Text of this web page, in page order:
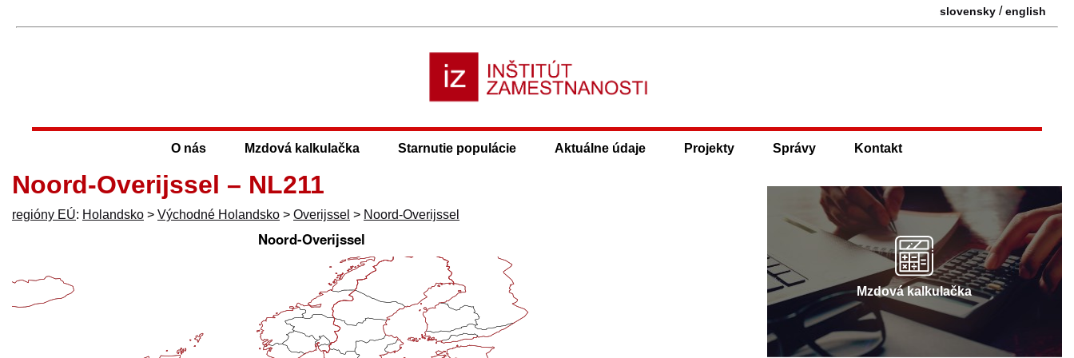
slovensky /english
O nás Mzdová kalkulačka Starnutie populácie Aktuálne údaje Projekty Správy Kontakt
Noord-Overijssel – NL211
regióny EÚ: Holandsko > Východné Holandsko > Overijssel > Noord-Overijssel
Mzdová kalkulačka